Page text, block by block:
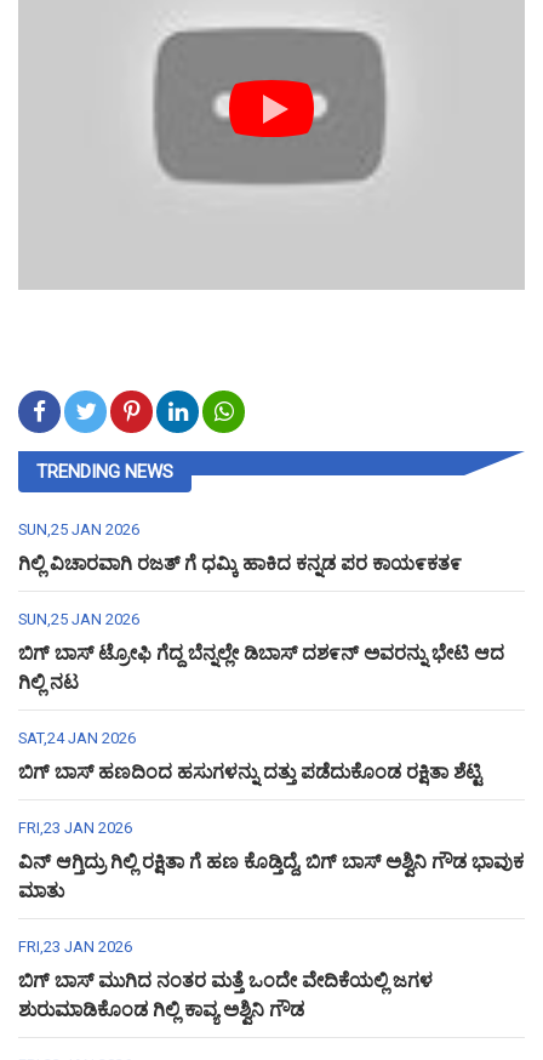
TRENDING NEWS
SUN,25 JAN 2026
ಗಿಲ್ಲಿ ವಿಚಾರವಾಗಿ ರಜತ್ ಗೆ ಧಮ್ಕಿ ಹಾಕಿದ ಕನ್ನಡ ಪರ ಕಾಯ೯ಕತ೯
SUN,25 JAN 2026
ಬಿಗ್ ಬಾಸ್ ಟ್ರೋಫಿ ಗೆದ್ದ ಬೆನ್ನಲ್ಲೇ ಡಿಬಾಸ್ ದಶ೯ನ್ ಅವರನ್ನು ಭೇಟಿ ಆದ
ಗಿಲ್ಲಿ ನಟ
SAT,24 JAN 2026
ಬಿಗ್ ಬಾಸ್ ಹಣದಿಂದ ಹಸುಗಳನ್ನು ದತ್ತು ಪಡೆದುಕೊಂಡ ರಕ್ಷಿತಾ ಶೆಟ್ಟಿ
FRI,23 JAN 2026
ವಿನ್ ಆಗ್ತಿದ್ರು ಗಿಲ್ಲಿ ರಕ್ಷಿತಾ ಗೆ ಹಣ ಕೊಡ್ತಿದ್ದೆ, ಬಿಗ್ ಬಾಸ್ ಅಶ್ವಿನಿ ಗೌಡ ಭಾವುಕ
ಮಾತು
FRI,23 JAN 2026
ಬಿಗ್ ಬಾಸ್ ಮುಗಿದ ನಂತರ ಮತ್ತೆ ಒಂದೇ ವೇದಿಕೆಯಲ್ಲಿ ಜಗಳ
ಶುರುಮಾಡಿಕೊಂಡ ಗಿಲ್ಲಿ ಕಾವ್ಯ ಅಶ್ವಿನಿ ಗೌಡ